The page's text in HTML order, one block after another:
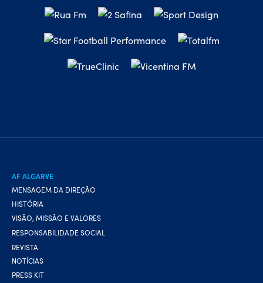
AF ALGARVE
MENSAGEM DA DIREÇÃO
HISTÓRIA
VISÃO, MISSÃO E VALORES
RESPONSABILIDADE SOCIAL
REVISTA
NOTÍCIAS
PRESS KIT